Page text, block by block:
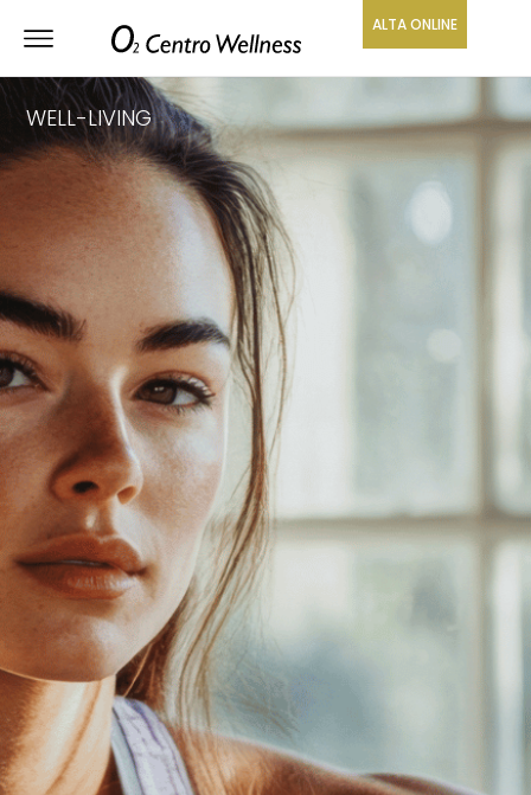
ALTA ONLINE
WELL-LIVING